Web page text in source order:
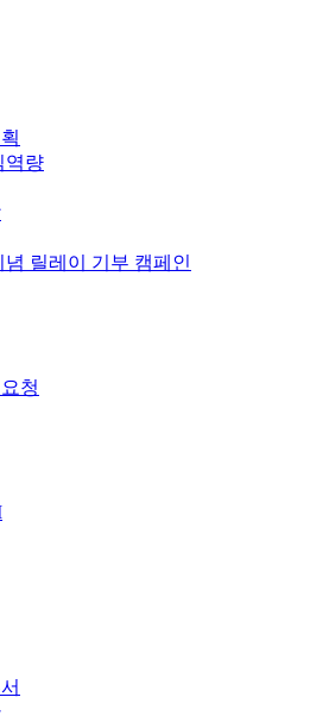
역량
념 릴레이 기부 캠페인
청